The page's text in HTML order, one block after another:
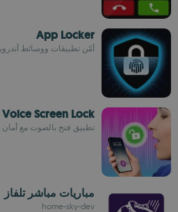
App Locker
أمّن تطبيقات ووسائط
Voice Screen Lock
تطبيق فتح بالصوت مع
مباريات مباشر تلفاز
home-sky-dev